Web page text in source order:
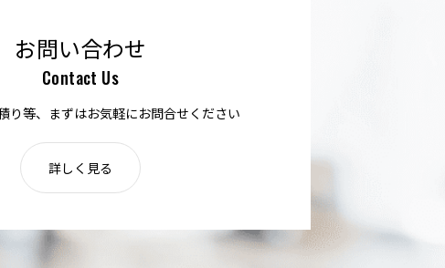
お問い合わせ
Contact Us
り等、まずはお気軽にお問合せください
詳しく見る